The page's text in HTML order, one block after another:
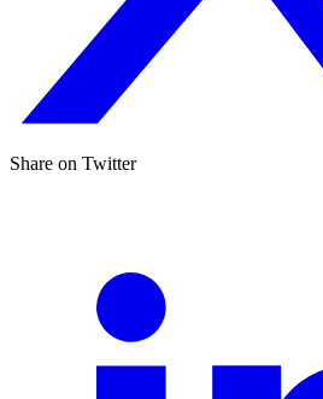
Share on Twitter